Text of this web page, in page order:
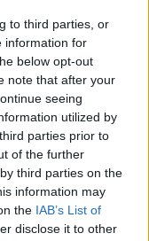
to third parties, or
information for
below opt-out
note that after your
seeing
utilized by
parties prior to
of the further
third parties on the
information may
the IAB’s List of
disclose it to other
diákok
is
elleni harc